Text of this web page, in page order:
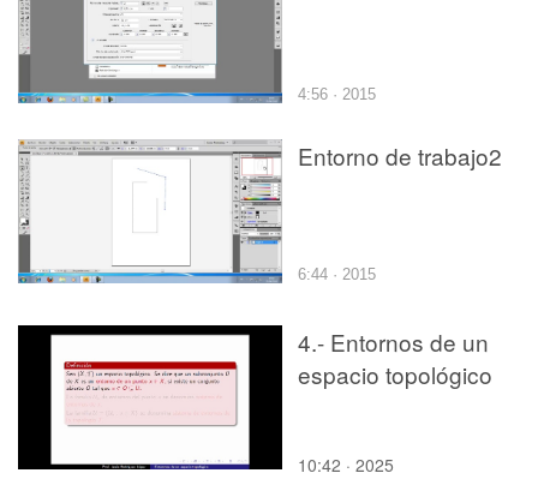
4:56 · 2015
Entorno de trabajo2
6:44 · 2015
4.- Entornos de un
espacio topológico
10:42 · 2025